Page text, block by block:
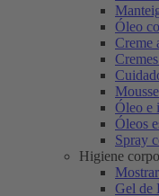
Óleo
Creme
Óleo e
Óleos
Spray
Higiene
Gel de